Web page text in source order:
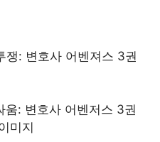
쟁: 변호사 어벤져스 3권